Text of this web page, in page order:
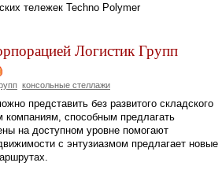
тележек Techno Polymer
Логистик Групп
консольные стеллажи
представить без развитого складского
компаниям, способным предлагать
на доступном уровне помогают
с энтузиазмом предлагает новые